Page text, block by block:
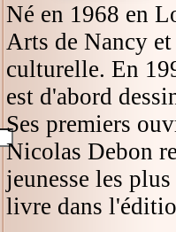
Né en 1968 en
Arts de Nancy
culturelle. En
est d'abord
Ses premiers
Nicolas Debon
jeunesse les
livre dans